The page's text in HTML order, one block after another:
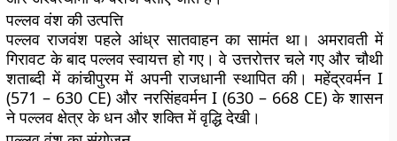
पल्लव वंश की उत्पत्ति
पल्लव राजवंश पहले आंध्र सातवाहन का सामंत था। अमरावती में
गिरावट के बाद पल्लव स्वायत्त हो गए। वे उत्तरोत्तर चले गए और चौथी
शताब्दी में कांचीपुरम में अपनी राजधानी स्थापित की। महेंद्रवर्मन I
(571 – 630 CE) और नरसिंहवर्मन I (630 – 668 CE) के शासन
ने पल्लव क्षेत्र के धन और शक्ति में वृद्धि देखी।